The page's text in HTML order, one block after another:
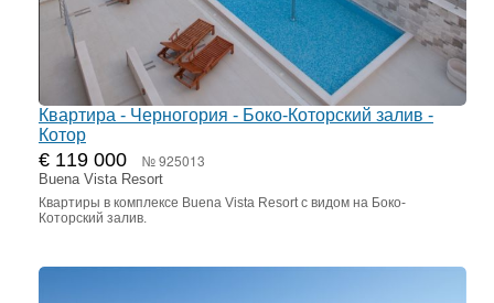
Квартира - Черногория - Боко-Которский залив -
Котор
€ 119 000 № 925013
Buena Vista Resort
Квартиры в комплексе Buena Vista Resort с видом на Боко-
Которский залив.